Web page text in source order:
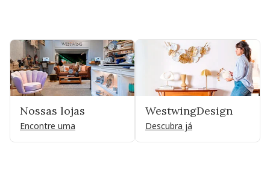
Nossas lojas
Encontre uma
WestwingDesign
Descubra já